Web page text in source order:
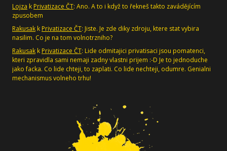
Lojza k Privatizace ČT: Ano. A to i když to řekneš takto zavádějícím
zpusobem
Rakusak k Privatizace ČT: Jiste. Je zde diky zdroju, ktere stat vybira
nasilim. Co je na tom volnotrzniho?
Rakusak k Privatizace ČT: Lide odmitajici privatisaci jsou pomatenci,
kteri zpravidla sami nemaji zadny vlastni prijem :-D Je to jednoduche
jako facka. Co lide chteji, to zaplati. Co lide nechteji, odumre. Genialni
mechanismus volneho trhu!